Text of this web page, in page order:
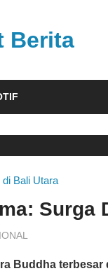
Berita
Surga
Buddha terbesar